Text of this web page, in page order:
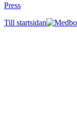
Press
Till startsidan